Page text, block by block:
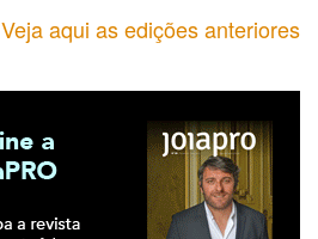
Veja aqui as edições anteriores